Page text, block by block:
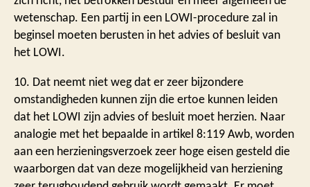
wetenschap. Een partij in een LOWI-procedure zal in
beginsel moeten berusten in het advies of besluit van
het LOWI.
10. Dat neemt niet weg dat er zeer bijzondere
omstandigheden kunnen zijn die ertoe kunnen leiden
dat het LOWI zijn advies of besluit moet herzien. Naar
analogie met het bepaalde in artikel 8:119 Awb, worden
aan een herzieningsverzoek zeer hoge eisen gesteld die
waarborgen dat van deze mogelijkheid van herziening